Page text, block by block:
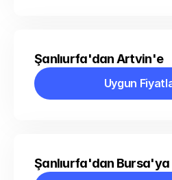
Şanlıurfa'dan Artvin'e
Uygun
Uygun
Şanlıurfa'dan Bursa'ya